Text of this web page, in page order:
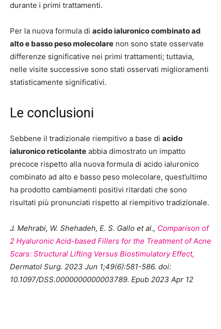
durante i primi trattamenti.
Per la nuova formula di acido ialuronico combinato ad
alto e basso peso molecolare non sono state osservate
differenze significative nei primi trattamenti; tuttavia,
nelle visite successive sono stati osservati miglioramenti
statisticamente significativi.
Le conclusioni
Sebbene il tradizionale riempitivo a base di acido
ialuronico reticolante abbia dimostrato un impatto
precoce rispetto alla nuova formula di acido ialuronico
combinato ad alto e basso peso molecolare, quest’ultimo
ha prodotto cambiamenti positivi ritardati che sono
risultati più pronunciati rispetto al riempitivo tradizionale.
J. Mehrabi, W. Shehadeh, E. S. Gallo et al., Comparison of
2 Hyaluronic Acid-based Fillers for the Treatment of Acne
Scars: Structural Lifting Versus Biostimulatory Effect,
Dermatol Surg. 2023 Jun 1;49(6):581-586. doi:
10.1097/DSS.0000000000003789. Epub 2023 Apr 12